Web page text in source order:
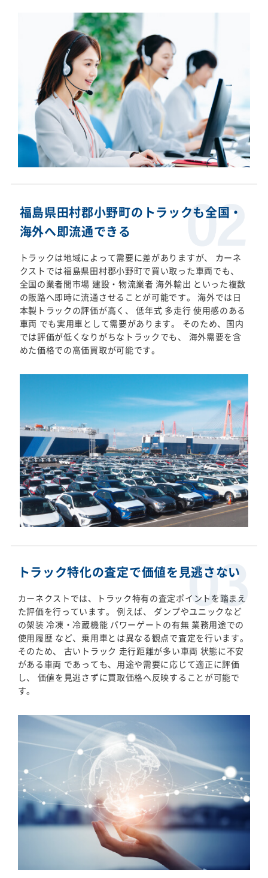
福島県田村郡小野町のトラックも全国・
海外へ即流通できる
トラックは地域によって需要に差がありますが、 カーネ
クストでは福島県田村郡小野町で買い取った車両でも、
全国の業者間市場 建設・物流業者 海外輸出 といった複数
の販路へ即時に流通させることが可能です。 海外では日
本製トラックの評価が高く、 低年式 多走行 使用感のある
車両 でも実用車として需要があります。 そのため、国内
では評価が低くなりがちなトラックでも、 海外需要を含
めた価格での高価買取が可能です。
トラック特化の査定で価値を見逃さない
カーネクストでは、トラック特有の査定ポイントを踏まえ
た評価を行っています。 例えば、 ダンプやユニックなど
の架装 冷凍・冷蔵機能 パワーゲートの有無 業務用途での
使用履歴 など、乗用車とは異なる観点で査定を行います。
そのため、 古いトラック 走行距離が多い車両 状態に不安
がある車両 であっても、用途や需要に応じて適正に評価
し、 価値を見逃さずに買取価格へ反映することが可能で
す。